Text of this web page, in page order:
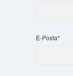
E-Posta*